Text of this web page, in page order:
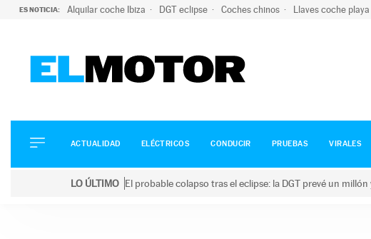
ES NOTICIA: Alquilar coche Ibiza DGT eclipse Coches chinos Llaves coche playa
ELÉCTRICOS
CONDUCIR
ACTUALIDAD ELÉCTRICOS CONDUCIR PRUEBAS VIRALES
LO ÚLTIMO El probable colapso tras el eclipse: la DGT prevé un